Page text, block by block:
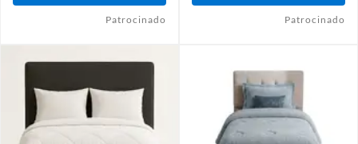
Patrocinado Patrocinado